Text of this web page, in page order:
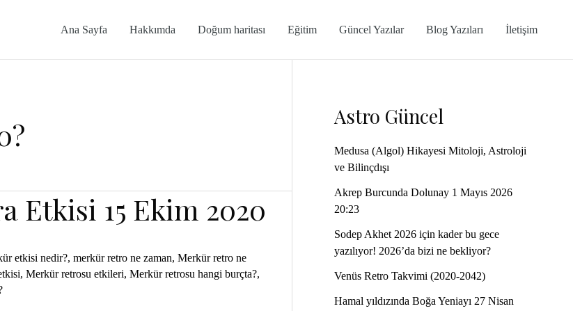
Ana Sayfa Hakkımda Doğum haritası Eğitim Güncel Yazılar Blog Yazıları İletişim
Etkisi 15 Ekim 2020
etkisi nedir?, merkür retro ne zaman, Merkür retro ne
, Merkür retrosu etkileri, Merkür retrosu hangi burçta?,
Astro Güncel
Medusa (Algol) Hikayesi Mitoloji, Astroloji
ve Bilinçdışı
Akrep Burcunda Dolunay 1 Mayıs 2026
20:23
Sodep Akhet 2026 için kader bu gece
yazılıyor! 2026’da bizi ne bekliyor?
Venüs Retro Takvimi (2020-2042)
Hamal yıldızında Boğa Yeniayı 27 Nisan